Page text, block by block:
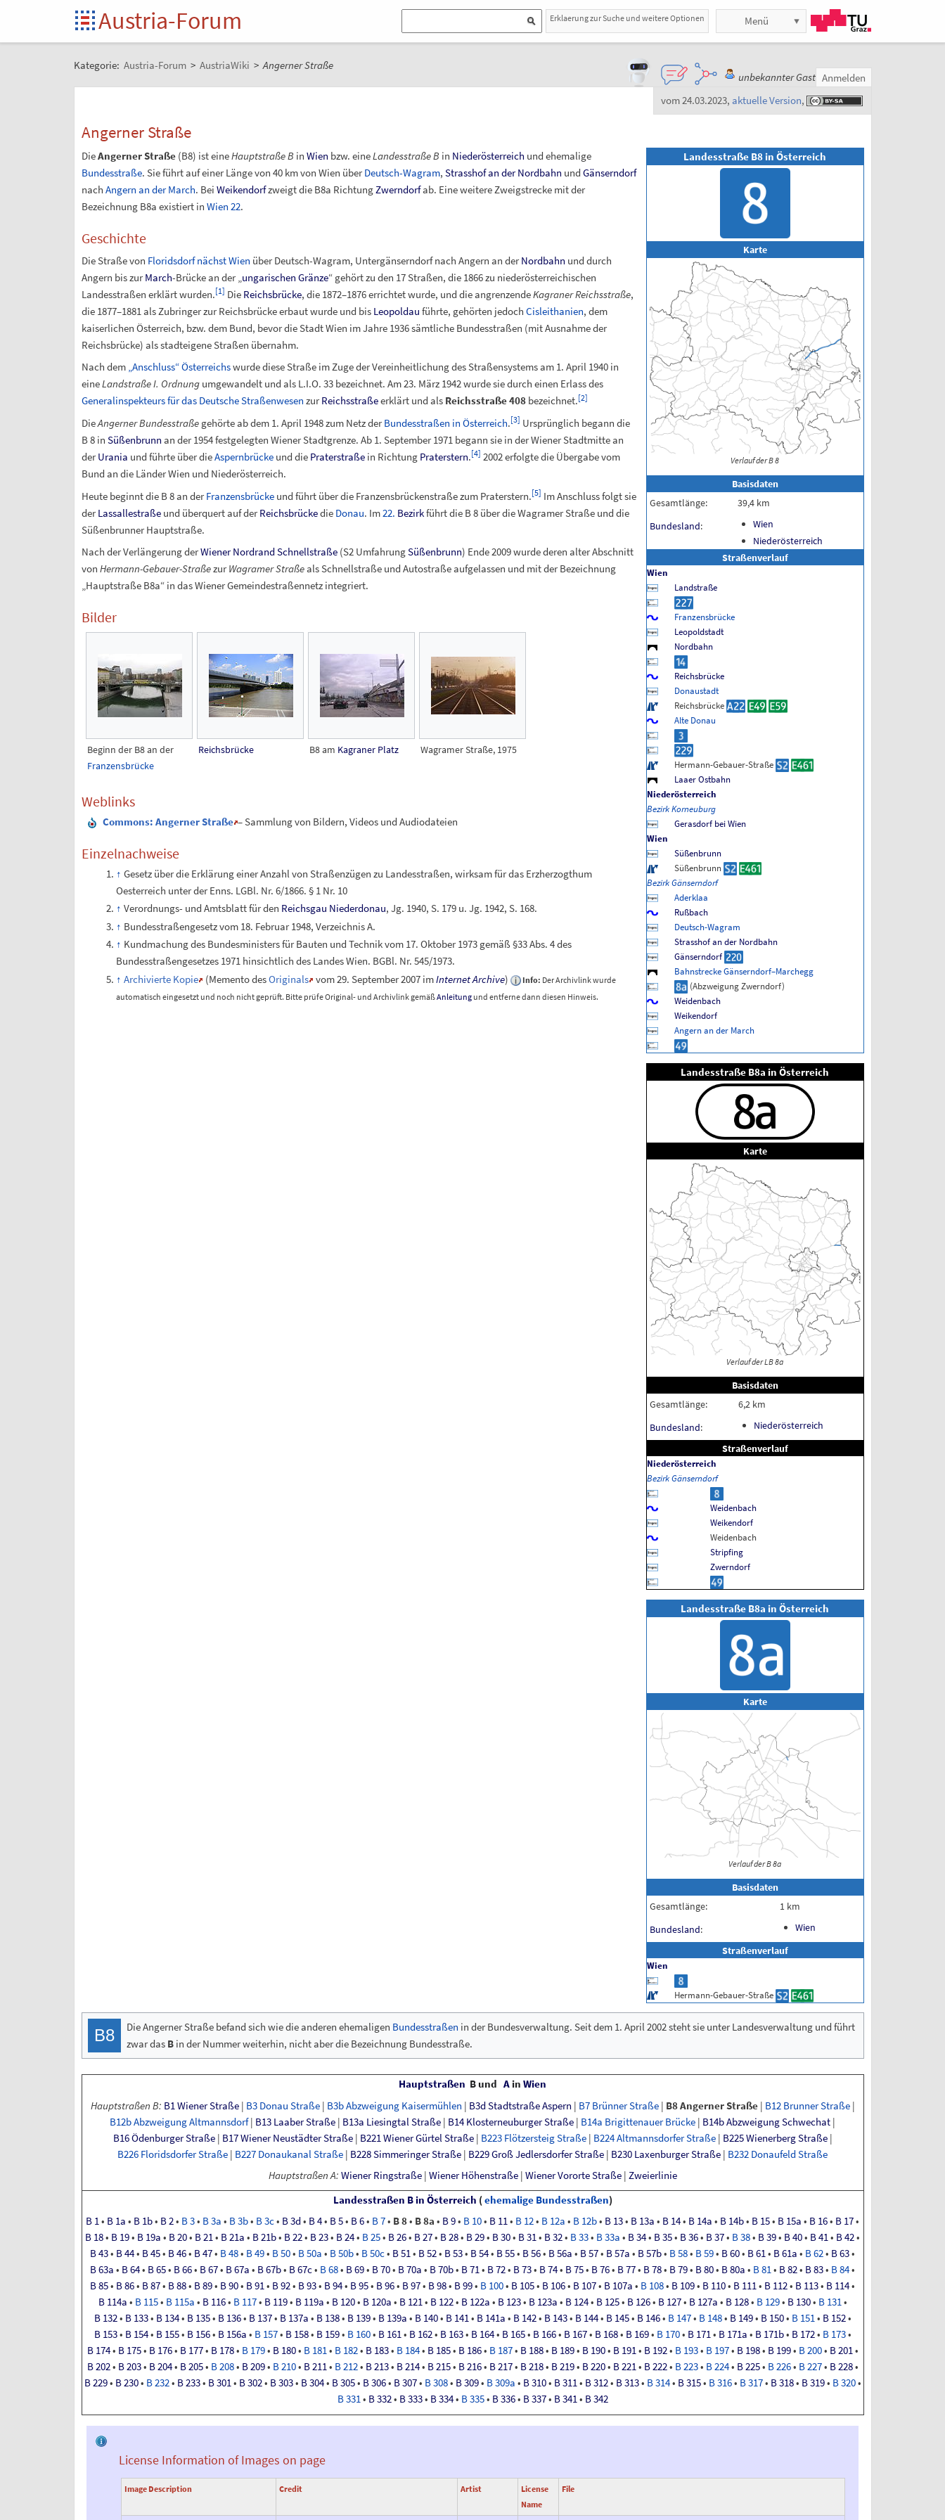
Austria-Forum Erklaerung zur Suche und weitere Optionen Menü
Kategorie: Austria-Forum > AustriaWiki > Angerner Straße
unbekannter Gast Anmelden
vom 24.03.2023, aktuelle Version,
Angerner Straße
Landesstraße B8 in Österreich
Karte
Verlauf der B 8
Basisdaten
Gesamtlänge:
39,4 km
Bundesland:
Wien
Niederösterreich
Straßenverlauf
Wien
Landstraße
Franzensbrücke
Leopoldstadt
Nordbahn
Reichsbrücke
Donaustadt
Reichsbrücke
Alte Donau
Hermann-Gebauer-Straße
Laaer Ostbahn
Niederösterreich
Bezirk Korneuburg
Gerasdorf bei Wien
Wien
Süßenbrunn
Süßenbrunn
Bezirk Gänserndorf
Aderklaa
Rußbach
Deutsch-Wagram
Strasshof an der Nordbahn
Gänserndorf
Bahnstrecke Gänserndorf–Marchegg
(Abzweigung Zwerndorf)
Weidenbach
Weikendorf
Angern an der March
Landesstraße B8a in Österreich
Karte
Verlauf der LB 8a
Basisdaten
Gesamtlänge:
6,2 km
Bundesland:
Niederösterreich
Straßenverlauf
Niederösterreich
Bezirk Gänserndorf
Weidenbach
Weikendorf
Weidenbach
Stripfing
Zwerndorf
Landesstraße B8a in Österreich
Karte
Verlauf der B 8a
Basisdaten
Gesamtlänge:
1 km
Bundesland:
Wien
Straßenverlauf
Wien
Hermann-Gebauer-Straße
DieAngerner Straße(B8) ist eineHauptstraße B in Wien bzw. eineLandesstraße B in Niederösterreich und ehemalige
Bundesstraße. Sie führt auf einer Länge von 40 km von Wien überDeutsch-Wagram, Strasshof an der Nordbahn und Gänserndorf
nach Angern an der March. Bei Weikendorfzweigt die B8a RichtungZwerndorfab. Eine weitere Zweigstrecke mit der
Bezeichnung B8a existiert in Wien 22.
Geschichte
Die Straße von Floridsdorf nächst Wien über Deutsch-Wagram, Untergänserndorf nach Angern an derNordbahn und durch
Angern bis zurMarch-Brücke an der „ ungarischen Gränze“ gehört zu den 17 Straßen, die 1866 zu niederösterreichischen
Landesstraßen erklärt wurden.[1] Die Reichsbrücke, die 1872–1876 errichtet wurde, und die angrenzendeKagraner Reichsstraße,
die 1877–1881 als Zubringer zur Reichsbrücke erbaut wurde und bis Leopoldau führte, gehörten jedoch Cisleithanien, dem
kaiserlichen Österreich, bzw. dem Bund, bevor die Stadt Wien im Jahre 1936 sämtliche Bundesstraßen (mit Ausnahme der
Reichsbrücke) als stadteigene Straßen übernahm.
Nach dem „Anschluss“ Österreichswurde diese Straße im Zuge der Vereinheitlichung des Straßensystems am 1. April 1940 in
eineLandstraße I. Ordnungumgewandelt und als L.I.O. 33 bezeichnet. Am 23. März 1942 wurde sie durch einen Erlass des
Generalinspekteurs für das Deutsche Straßenwesen zurReichsstraßeerklärt und als Reichsstraße 408bezeichnet.[2]
DieAngerner Bundesstraßegehörte ab dem 1. April 1948 zum Netz derBundesstraßen in Österreich.[3] Ursprünglich begann die
B8 in Süßenbrunn an der 1954 festgelegten Wiener Stadtgrenze. Ab 1. September 1971 begann sie in der Wiener Stadtmitte an
derUrania und führte über dieAspernbrückeund die Praterstraßein Richtung Praterstern.[4] 2002 erfolgte die Übergabe vom
Bund an die Länder Wien und Niederösterreich.
Heute beginnt die B8 an derFranzensbrückeund führt über die Franzensbrückenstraße zum Praterstern.[5] Im Anschluss folgt sie
derLassallestraßeund überquert auf derReichsbrückedie Donau. Im22. Bezirkführt die B 8 über die Wagramer Straße und die
Süßenbrunner Hauptstraße.
Nach der Verlängerung derWiener Nordrand Schnellstraße(S2 UmfahrungSüßenbrunn) Ende 2009 wurde deren alter Abschnitt
von Hermann-Gebauer-StraßezurWagramer Straßeals Schnellstraße und Autostraße aufgelassen und mit der Bezeichnung
„Hauptstraße B8a“ in das Wiener Gemeindestraßennetz integriert.
Bilder
Beginn der B8 an der
Franzensbrücke
Reichsbrücke B8 am Kagraner Platz Wagramer Straße, 1975
Weblinks
Commons: Angerner Straße – Sammlung von Bildern, Videos und Audiodateien
Einzelnachweise
Gesetz über die Erklärung einer Anzahl von Straßenzügen zu Landesstraßen, wirksam für das Erzherzogthum
Oesterreich unter der Enns. LGBl. Nr. 6/1866. § 1 Nr. 10
Verordnungs- und Amtsblatt für den Reichsgau Niederdonau, Jg. 1940, S. 179 u. Jg. 1942, S. 168.
Bundesstraßengesetz vom 18. Februar 1948, Verzeichnis A.
Kundmachung des Bundesministers für Bauten und Technik vom 17. Oktober 1973 gemäß §33 Abs. 4 des
Bundesstraßengesetzes 1971 hinsichtlich des Landes Wien. BGBl. Nr. 545/1973.
Archivierte Kopie (MementodesOriginals vom 29. September 2007 imInternet Archive) Info: Der Archivlink wurde
automatisch eingesetzt und noch nicht geprüft. Bitte prüfe Original- und Archivlink gemäßAnleitungund entferne dann diesen Hinweis.
B8 Die Angerner Straße befand sich wie die anderen ehemaligen Bundesstraßen in der Bundesverwaltung. Seit dem 1. April2002 steht sie unter Landesverwaltung und führt
zwar das Bin der Nummer weiterhin, nicht aber die Bezeichnung Bundesstraße.
Hauptstraßen B und Ain Wien
Hauptstraßen B: B1WienerStraße | B3 Donau Straße | B3bAbzweigung Kaisermühlen | B3dStadtstraßeAspern | B7 BrünnerStraße | B8AngernerStraße | B12 BrunnerStraße |
B12bAbzweigungAltmannsdorf | B13 LaaberStraße | B13a LiesingtalStraße | B14 KlosterneuburgerStraße | B14a Brigittenauer Brücke | B14bAbzweigungSchwechat |
B16ÖdenburgerStraße | B17Wiener NeustädterStraße | B221WienerGürtelStraße | B223 FlötzersteigStraße | B224AltmannsdorferStraße | B225WienerbergStraße |
B226 FloridsdorferStraße | B227 DonaukanalStraße | B228SimmeringerStraße | B229GroßJedlersdorferStraße | B230 LaxenburgerStraße | B232 DonaufeldStraße
HauptstraßenA: Wiener Ringstraße | Wiener Höhenstraße | Wiener Vororte Straße | Zweierlinie
Landesstraßen B in Österreich (ehemalige Bundesstraßen)
B 1• B 1a • B 1b• B2• B3• B3a • B3b• B3c• B3d • B4• B5• B6• B7• B8• B8a • B9• B 10• B 11• B 12• B 12a • B 12b• B 13• B 13a • B 14• B 14a • B 14b• B 15• B 15a • B 16• B 17•
B 18• B 19• B 19a • B20• B21• B21a • B21b• B22• B23• B24• B25• B26• B27• B28• B29• B30• B31• B32• B33• B33a • B34• B35• B36• B37• B38• B39• B40• B41• B42•
B43• B44• B45• B46• B47• B48• B49• B50• B50a • B50b• B50c• B51• B52• B53• B54• B55• B56• B56a • B57• B57a • B57b• B58• B59• B60• B61• B61a • B62• B63•
B63a • B64• B65• B66• B67• B67a • B67b• B67c• B68• B69• B70• B70a • B70b• B71• B72• B73• B74• B75• B76• B77• B78• B79• B80• B80a • B81• B82• B83• B84•
B85• B86• B87• B88• B89• B90• B91• B92• B93• B94• B95• B96• B97• B98• B99• B 100• B 105• B 106• B 107• B 107a • B 108• B 109• B 110• B 111• B 112• B 113• B 114•
B 114a • B 115• B 115a • B 116• B 117• B 119• B 119a • B 120• B 120a • B 121• B 122• B 122a • B 123• B 123a • B 124• B 125• B 126• B 127• B 127a • B 128• B 129• B 130• B 131•
B 132• B 133• B 134• B 135• B 136• B 137• B 137a • B 138• B 139• B 139a • B 140• B 141• B 141a • B 142• B 143• B 144• B 145• B 146• B 147• B 148• B 149• B 150• B 151• B 152•
B 153• B 154• B 155• B 156• B 156a • B 157• B 158• B 159• B 160• B 161• B 162• B 163• B 164• B 165• B 166• B 167• B 168• B 169• B 170• B 171• B 171a • B 171b• B 172• B 173•
B 174• B 175• B 176• B 177• B 178• B 179• B 180• B 181• B 182• B 183• B 184• B 185• B 186• B 187• B 188• B 189• B 190• B 191• B 192• B 193• B 197• B 198• B 199• B200• B201•
B202• B203• B204• B205• B208• B209• B210• B211• B212• B213• B214• B215• B216• B217• B218• B219• B220• B221• B222• B223• B224• B225• B226• B227• B228•
B229• B230• B232• B233• B301• B302• B303• B304• B305• B306• B307• B308• B309• B309a • B310• B311• B312• B313• B314• B315• B316• B317• B318• B319• B320•
B331• B332• B333• B334• B335• B336• B337• B341• B342
License Information of Images on page
Image Description Credit Artist
License
Name
File